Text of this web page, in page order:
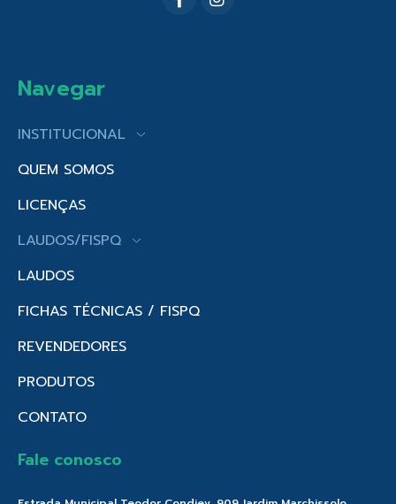
Navegar
INSTITUCIONAL
QUEM SOMOS
LICENÇAS
LAUDOS/FISPQ
LAUDOS
FICHAS TÉCNICAS / FISPQ
REVENDEDORES
PRODUTOS
CONTATO
Fale conosco